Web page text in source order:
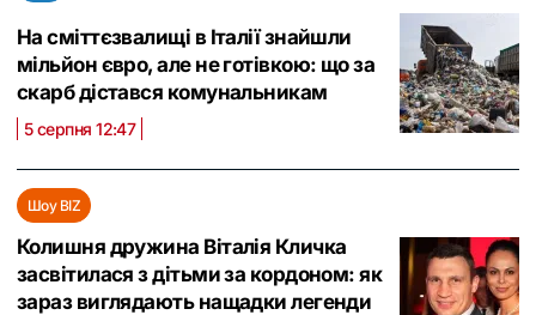
На сміттєзвалищі в Італії знайшли
мільйон євро, але не готівкою: що за
скарб дістався комунальникам
5 серпня 12:47
Шоу BIZ
Колишня дружина Віталія Кличка
засвітилася з дітьми за кордоном: як
зараз виглядають нащадки легенди